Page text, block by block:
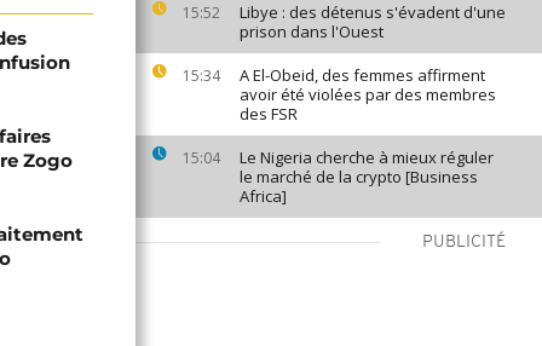
15:52
Libye : des détenus s'évadent d'une
prison dans l'Ouest
15:34
A El-Obeid, des femmes affirment
avoir été violées par des membres
des FSR
15:04
Le Nigeria cherche à mieux réguler
le marché de la crypto [Business
Africa]
PUBLICITÉ
Zogo